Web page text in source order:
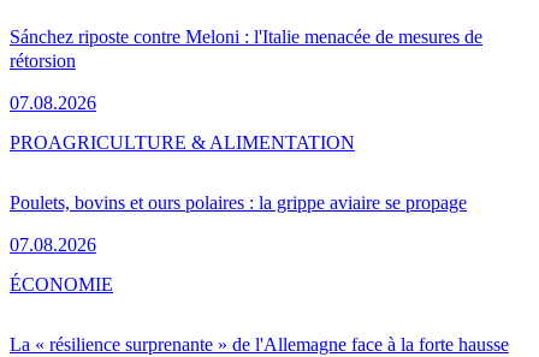
Sánchez riposte contre Meloni : l'Italie menacée de mesures de
rétorsion
07.08.2026
Poulets, bovins et ours polaires : la grippe aviaire se propage
07.08.2026
PROAGRICULTURE & ALIMENTATION
La « résilience surprenante » de l'Allemagne face à la forte hausse
ÉCONOMIE